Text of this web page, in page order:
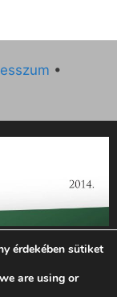
•
működésének
sz. támogatási
támogatta az
érdekében sütiket
are using or